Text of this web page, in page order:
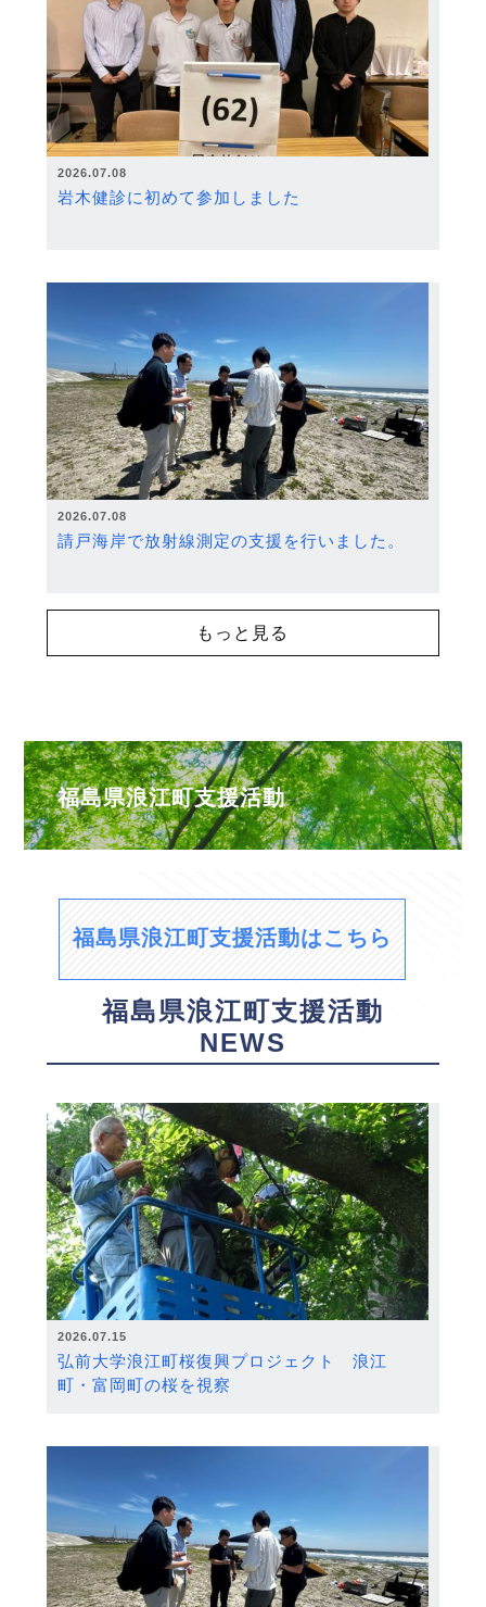
2026.07.08
岩木健診に初めて参加しました
2026.07.08
請戸海岸で放射線測定の支援を行いました。
もっと見る
福島県浪江町支援活動
福島県浪江町支援活動はこちら
福島県浪江町支援活動
NEWS
2026.07.15
弘前大学浪江町桜復興プロジェクト 浪江
町・富岡町の桜を視察